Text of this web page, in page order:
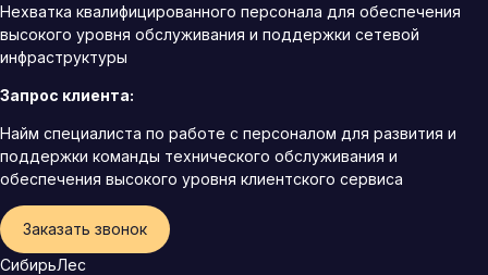
Нехватка квалифицированного персонала для обеспечения
высокого уровня обслуживания и поддержки сетевой
инфраструктуры
Запрос клиента:
Найм специалиста по работе с персоналом для развития и
поддержки команды технического обслуживания и
обеспечения высокого уровня клиентского сервиса
Заказать звонок
СибирьЛес